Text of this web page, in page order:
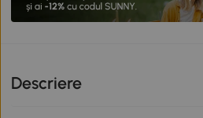
Descriere